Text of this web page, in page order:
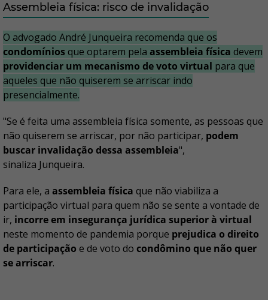
Assembleia física: risco de invalidação
O advogado André Junqueira recomenda que os
condomínios que optarem pela assembleia física devem
providenciar um mecanismo de voto virtual para que
aqueles que não quiserem se arriscar indo
presencialmente.
"Se é feita uma assembleia física somente, as pessoas que
não quiserem se arriscar, por não participar, podem
buscar invalidação dessa assembleia",
sinaliza Junqueira.
Para ele, a assembleia física que não viabiliza a
participação virtual para quem não se sente a vontade de
ir, incorre em insegurança jurídica superior à virtual
neste momento de pandemia porque prejudica o direito
de participação e de voto do condômino que não quer
se arriscar.